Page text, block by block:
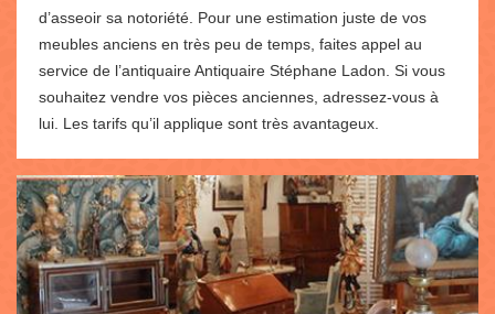
d’asseoir sa notoriété. Pour une estimation juste de vos
meubles anciens en très peu de temps, faites appel au
service de l’antiquaire Antiquaire Stéphane Ladon. Si vous
souhaitez vendre vos pièces anciennes, adressez-vous à
lui. Les tarifs qu’il applique sont très avantageux.